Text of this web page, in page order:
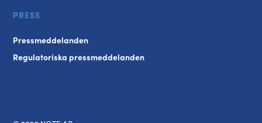
PRESS
Pressmeddelanden
Regulatoriska pressmeddelanden